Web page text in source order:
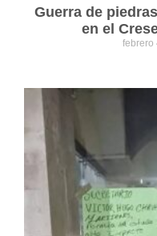
Guerra de
en el
febrero